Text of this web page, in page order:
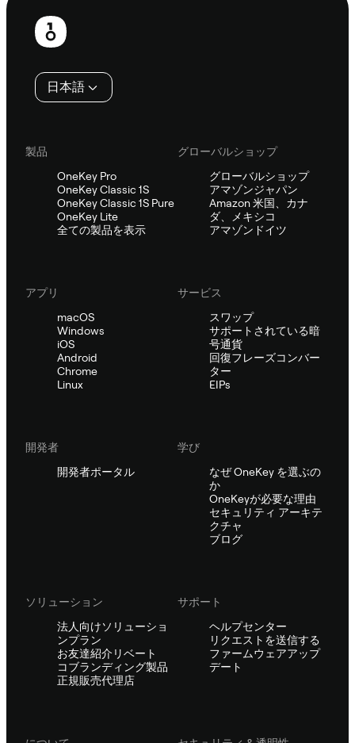
フ
日本語
製品
OneKey Pro
OneKey Classic 1S
OneKey Classic 1S Pure
OneKey Lite
全ての製品を表示
グローバルショップ
グローバルショップ
アマゾンジャパン
Amazon 米国、カナ
ダ、メキシコ
アマゾンドイツ
アプリ
macOS
Windows
iOS
Android
Chrome
Linux
サービス
スワップ
サポートされている暗
号通貨
回復フレーズコンバー
ター
EIPs
開発者
開発者ポータル
学び
なぜ OneKey を選ぶの
か
OneKeyが必要な理由
セキュリティ アーキテ
クチャ
ブログ
ソリューション
法人向けソリューショ
ンプラン
お友達紹介リベート
コブランディング製品
正規販売代理店
サポート
ヘルプセンター
リクエストを送信する
ファームウェアアップ
デート